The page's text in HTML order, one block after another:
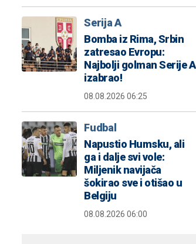
Serija A
Bomba iz Rima, Srbin
zatresao Evropu:
Najbolji golman Serije A
izabrao!
08.08.2026 06:25
Fudbal
Napustio Humsku, ali
ga i dalje svi vole:
Miljenik navijača
šokirao sve i otišao u
Belgiju
08.08.2026 06:00